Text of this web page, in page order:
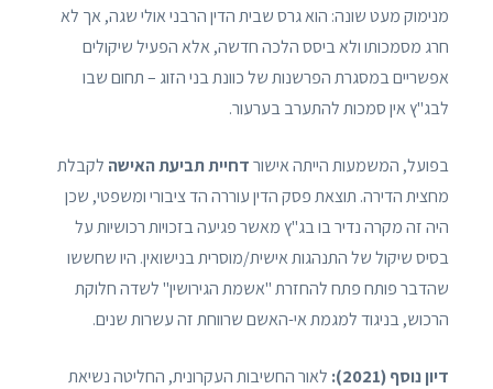
מנימוק מעט שונה: הוא גרס שבית הדין הרבני אולי שגה, אך לא
חרג מסמכותו ולא ביסס הלכה חדשה, אלא הפעיל שיקולים
אפשריים במסגרת הפרשנות של כוונת בני הזוג – תחום שבו
לבג"ץ אין סמכות להתערב בערעור.
בפועל, המשמעות הייתה אישורדחיית תביעת האישה לקבלת
מחצית הדירה. תוצאת פסק הדין עוררה הד ציבורי ומשפטי, שכן
היה זה מקרה נדיר בו בג"ץ מאשר פגיעה בזכויות רכושיות על
בסיס שיקול של התנהגות אישית/מוסרית בנישואין. היו שחששו
שהדבר פותח פתח להחזרת "אשמת הגירושין" לשדה חלוקת
הרכוש, בניגוד למגמת אי-האשם שרווחת זה עשרות שנים.
דיון נוסף (2021):
לאור החשיבות העקרונית, החליטה נשיאת